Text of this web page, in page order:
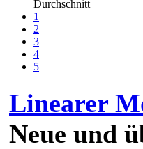
Durchschnitt
1
2
3
4
5
Linearer
Neue und